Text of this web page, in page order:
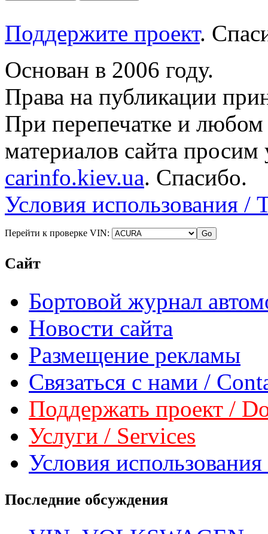
Поддержите проект.
Основан в 2006 году.
Права на публикации
При перепечатке и
материалов сайта просим
carinfo.kiev.ua. Спасибо.
Условия использования /
Перейти к проверке VIN:
Сайт
Бортовой журнал
Новости сайта
Размещение рекламы
Связаться с нами /
Поддержать проект /
Услуги / Services
Условия
Последние обсуждения